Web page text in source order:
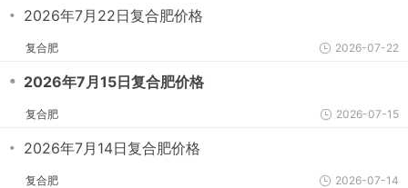
・ 2026年7月22日复合肥价格
复合肥 2026-07-22
・ 2026年7月15日复合肥价格
复合肥 2026-07-15
・ 2026年7月14日复合肥价格
复合肥 2026-07-14